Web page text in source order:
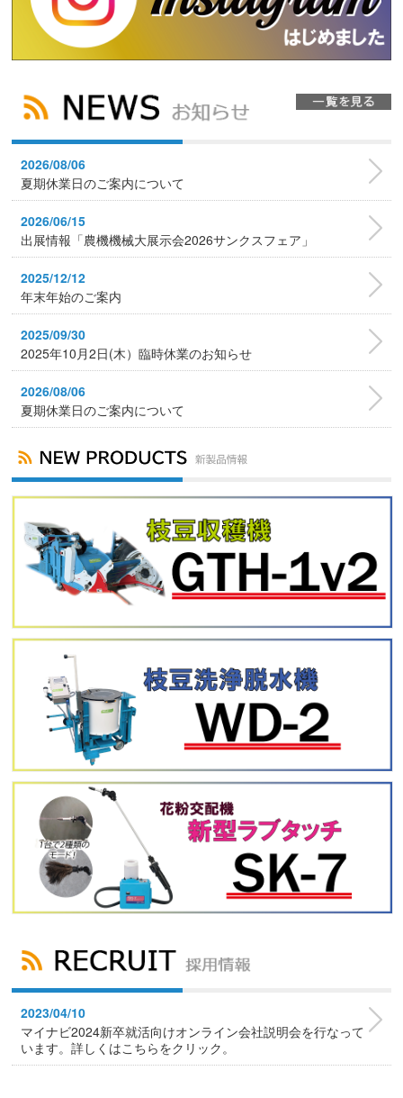
2026/08/06
夏期休業日のご案内について
2026/06/15
出展情報「農機機械大展示会2026サンクスフェア」
2025/12/12
年末年始のご案内
2025/09/30
2025年10月2日(木）臨時休業のお知らせ
2026/08/06
夏期休業日のご案内について
2023/04/10
マイナビ2024新卒就活向けオンライン会社説明会を行なって
います。詳しくはこちらをクリック。